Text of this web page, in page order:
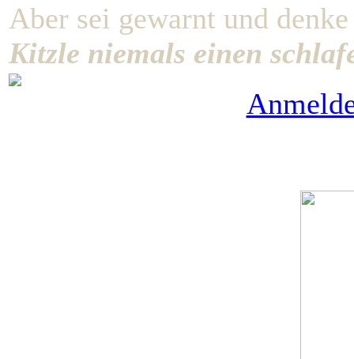
Aber sei gewarnt und
Kitzle niemals einen